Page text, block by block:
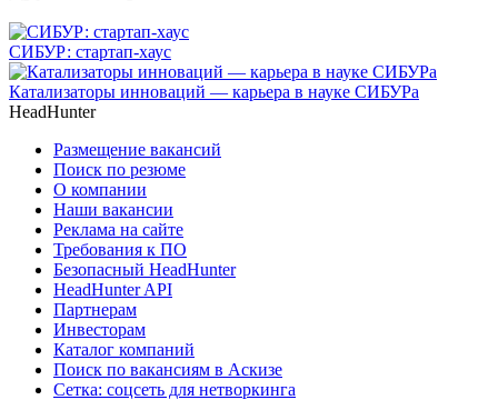
СИБУР: стартап-хаус
Катализаторы инноваций — карьера в науке СИБУРа
HeadHunter
Размещение вакансий
Поиск по резюме
О компании
Наши вакансии
Реклама на сайте
Требования к ПО
Безопасный HeadHunter
HeadHunter API
Партнерам
Инвесторам
Каталог компаний
Поиск по вакансиям в Аскизе
Сетка: соцсеть для нетворкинга